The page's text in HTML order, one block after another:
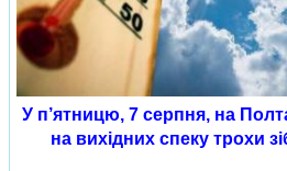
У п’ятницю, 7 серпня, на
на вихідних спеку трохи